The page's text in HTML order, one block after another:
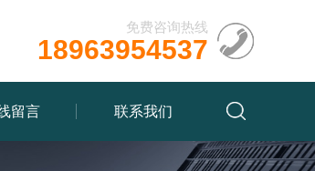
免费咨询热线
18963954537
留言 联系我们